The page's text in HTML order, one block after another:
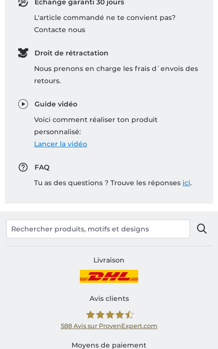
Échange garanti 30 jours
L'article commandé ne te convient pas?
Contacte nous
Droit de rétractation
Nous prenons en charge les frais d`envois des
retours.
Guide vidéo
Voici comment réaliser ton produit
personnalisé:
Lancer la vidéo
FAQ
Tu as des questions ? Trouve les réponses ici.
Livraison
Avis clients
Shirtinator FR
588 Avis sur ProvenExpert.com
Moyens de paiement